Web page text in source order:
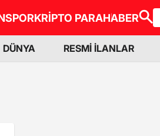
SPORKRİPTO PARAHABER
DÜNYA RESMİ İLANLAR